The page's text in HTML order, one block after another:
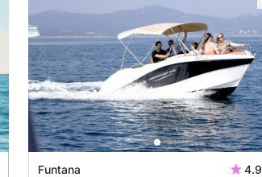
Funtana 4.9